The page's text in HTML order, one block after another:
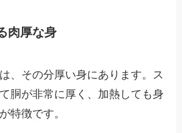
肉厚な身
、その分厚い身にあります。ス
胴が非常に厚く、加熱しても身
特徴です。